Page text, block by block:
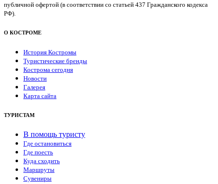
публичной офертой (в соответствии со статьей 437 Гражданского кодекса
РФ).
О КОСТРОМЕ
История Костромы
Туристические бренды
Кострома сегодня
Новости
Галерея
Карта сайта
ТУРИСТАМ
В помощь туристу
Где остановиться
Где поесть
Куда сходить
Маршруты
Сувениры